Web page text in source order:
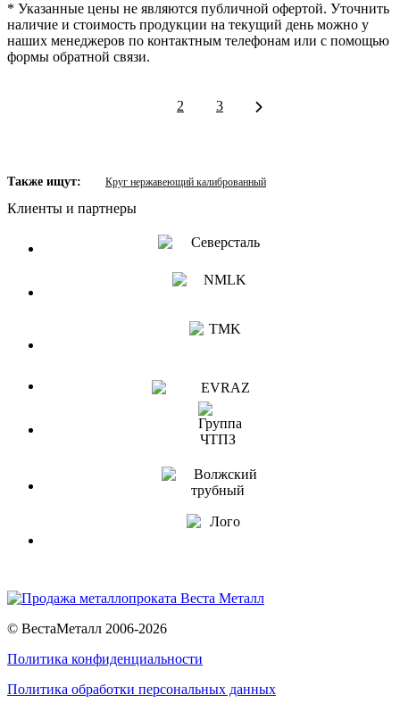
* Указанные цены не являются публичной офертой. Уточнить
наличие и стоимость продукции на текущий день можно у
наших менеджеров по контактным телефонам или с помощью
формы обратной связи.
2 3
Также ищут: Круг нержавеющий калиброванный
Клиенты и партнеры
© ВестаМеталл 2006-2026
Политика конфиденциальности
Политика обработки персональных данных